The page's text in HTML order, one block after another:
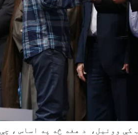
ووئيل، د هغه څه په اساس ،